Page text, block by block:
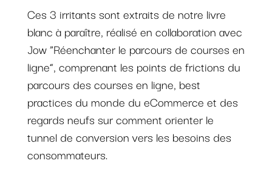
Ces 3 irritants sont extraits de notre livre
blanc à paraître, réalisé en collaboration avec
Jow “Réenchanter le parcours de courses en
ligne”, comprenant les points de frictions du
parcours des courses en ligne, best
practices du monde du eCommerce et des
regards neufs sur comment orienter le
tunnel de conversion vers les besoins des
consommateurs.